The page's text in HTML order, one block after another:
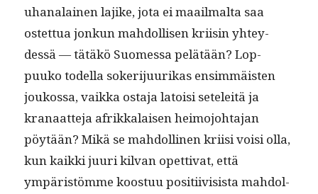
uhanalainen lajike, jota ei maail­mal­ta saa
ostet­tua jonkun mah­dol­lisen kri­isin yhtey­
dessä — tätäkö Suomes­sa pelätään? Lop­
puuko todel­la sok­er­i­ju­urikas ensim­mäis­ten
joukos­sa, vaik­ka osta­ja latoisi seteleitä ja
kranaat­te­ja afrikkalaisen heimo­jo­hta­jan
pöytään? Mikä se mah­dolli­nen kri­isi voisi olla,
kun kaik­ki juuri kil­van opet­ti­vat, että
ympäristömme koos­t­uu posi­ti­ivi­sista mah­dol­